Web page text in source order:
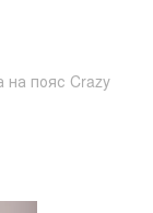
на пояс Crazy